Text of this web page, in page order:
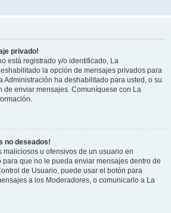
privado!
está registrado y/o identificado, La
la opción de mensajes privados para
Administración ha deshabilitado para usted, o su
de enviar mensajes. Comuníquese con La
no deseados!
u ofensivos de un usuario en
que no le pueda enviar mensajes dentro de
de Usuario, puede usar el botón para
a los Moderadores, o comunicarlo a La